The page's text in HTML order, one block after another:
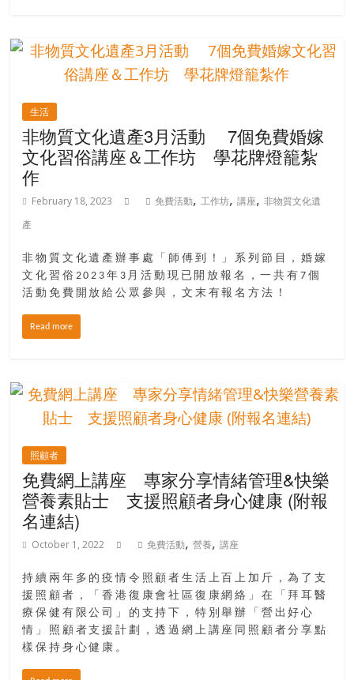
歷
入
50
歲
以
後，
迎
生
下
半
場，
邀
位
金
齡
銀
髮
的
人
們
結
伴
歷
險，
生活
非物質文化遺產3月活動 7個免費婚嫁
文化習俗講座＆工作坊 學花牌燈籠紮
作
February 18, 2023 免費活動,工作坊,講座,非物質文化遺
產
非物質文化遺產辦事處「師傅到！」系列節目，婚嫁
文化習俗2023年3月活動現已開放報名，一共有7個
活動免費開放給公眾參與，文末有報名方法！
Read more
照顧者
免費網上講座 專家分享情緒管理&快樂
營養素貼士 支援照顧者身心健康 (附報
名連結)
October 1, 2022 免費活動,營養,講座
持續兩年多的疫情令照顧者生活上百上加斤，為了支
援照顧者，「香港復康會社區復康網絡」在「拜耳醫
療保健有限公司」的支持下，特別舉辦「營出好心
情」照顧者支援計劃，透過網上講座同照顧者分享點
樣保持身心健康。